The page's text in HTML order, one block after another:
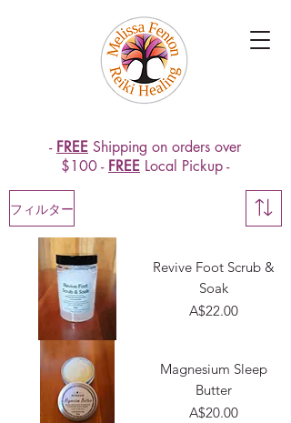
- FREE Shipping on orders over
$100 - FREE Local Pickup -
フィルター
Revive Foot Scrub &
Soak
価格
A$22.00
Magnesium Sleep
Butter
価格
A$20.00